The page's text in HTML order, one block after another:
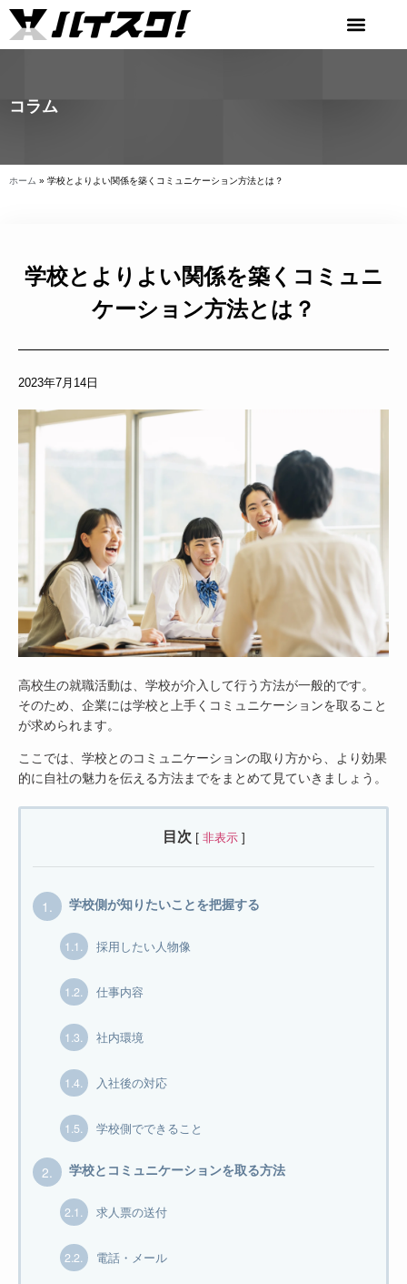
コラム
ホーム » 学校とよりよい関係を築くコミュニケーション方法とは？
学校とよりよい関係を築くコミュニ
ケーション方法とは？
2023年7月14日
高校生の就職活動は、学校が介入して行う方法が一般的です。
そのため、企業には学校と上手くコミュニケーションを取ること
が求められます。
ここでは、学校とのコミュニケーションの取り方から、より効果
的に自社の魅力を伝える方法までをまとめて見ていきましょう。
目次 [ 非表示 ]
1. 学校側が知りたいことを把握する
1.1. 採用したい人物像
1.2. 仕事内容
1.3. 社内環境
1.4. 入社後の対応
1.5. 学校側でできること
2. 学校とコミュニケーションを取る方法
2.1. 求人票の送付
2.2. 電話・メール